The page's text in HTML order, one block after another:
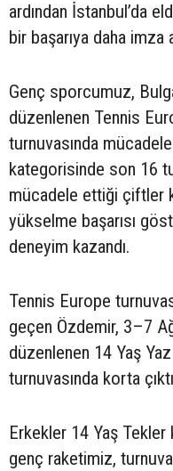
ardından İstanbul’da
bir başarıya daha imza
Genç sporcumuz,
düzenlenen Tennis
turnuvasında
kategorisinde son 16
mücadele ettiği çiftler
yükselme başarısı
deneyim kazandı.
Tennis Europe
geçen Özdemir, 3–7
düzenlenen 14 Yaş
turnuvasında korta
Erkekler 14 Yaş
genç raketimiz,